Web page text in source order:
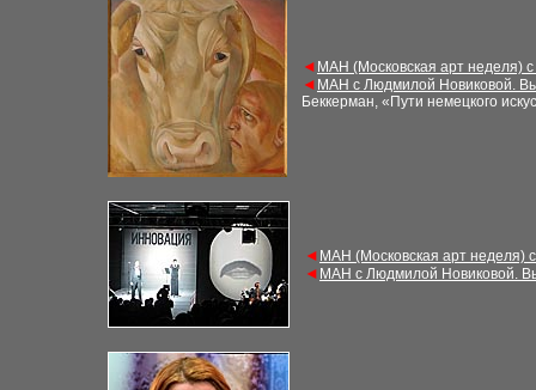
◄ МАН (Московская арт неделя)
◄ МАН с Людмилой Новиковой.
Беккерман, «Пути немецкого
◄ МАН (Московская арт неделя)
◄ МАН с Людмилой Новиковой.